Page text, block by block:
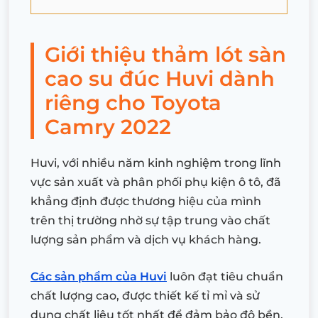
Giới thiệu thảm lót sàn
cao su đúc Huvi dành
riêng cho Toyota
Camry 2022
Huvi, với nhiều năm kinh nghiệm trong lĩnh
vực sản xuất và phân phối phụ kiện ô tô, đã
khẳng định được thương hiệu của mình
trên thị trường nhờ sự tập trung vào chất
lượng sản phẩm và dịch vụ khách hàng.
Các sản phẩm của Huvi luôn đạt tiêu chuẩn
chất lượng cao, được thiết kế tỉ mỉ và sử
dụng chất liệu tốt nhất để đảm bảo độ bền,